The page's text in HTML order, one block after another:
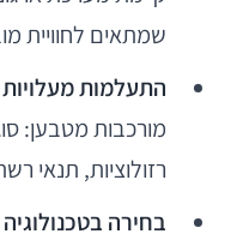
שמתאים לחוויית
התעלמות מעלויות QA
רזולוציות, תנאי
בחירה